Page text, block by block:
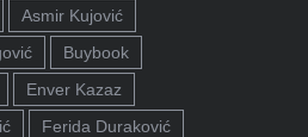
Asmir Kujović
Buybook
Enver Kazaz
Ferida Duraković